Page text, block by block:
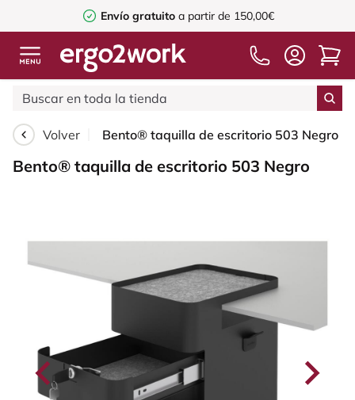
Envío gratuito a partir de 150,00€
Volver Bento® taquilla de escritorio 503 Negro
Bento® taquilla de escritorio 503 Negro